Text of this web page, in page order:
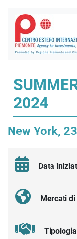
2024
New York,
Data
Mercati